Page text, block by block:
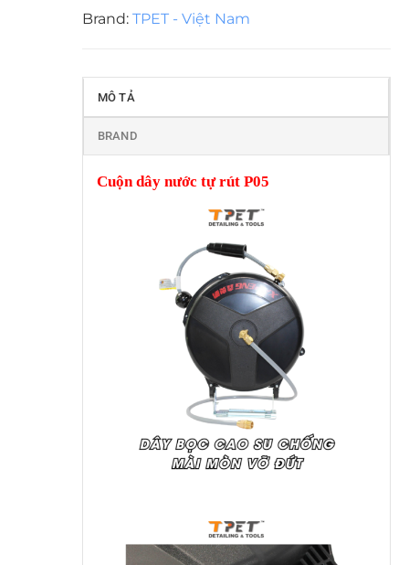
Brand: TPET - Việt Nam
MÔ TẢ
BRAND
Cuộn dây nước tự rút P05